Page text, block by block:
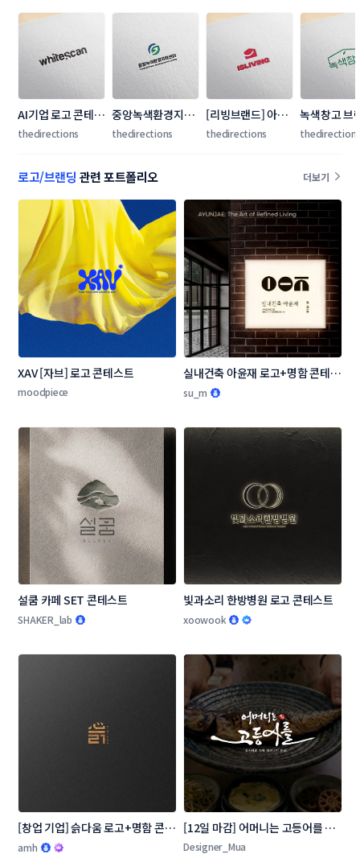
AI기업 로고 콘테스
트
thedirections
중앙녹색환경지원
센터 로고+명함 콘
thedirections
[리빙브랜드] 아이
에스리빙
thedirections
녹색창고 브
테스트
로고/브랜딩 관련 포트폴리오 더보기
XAV [자브] 로고 콘테스트
moodpiece
실내건축 아윤재 로고+명함 콘테스
트
su_m
설쿰 카페 SET 콘테스트
SHAKER_lab
빛과소리 한방병원 로고 콘테스트
xoowook
[창업 기업] 슭다움 로고+명함 콘테
스트
amh
[12일 마감] 어머니는 고등어를 로
고 콘테스트
Designer_Mua